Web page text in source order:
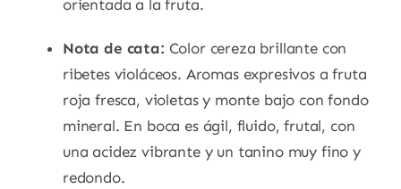
orientada a la fruta.
Nota de cata: Color cereza brillante con
ribetes violáceos. Aromas expresivos a fruta
roja fresca, violetas y monte bajo con fondo
mineral. En boca es ágil, fluido, frutal, con
una acidez vibrante y un tanino muy fino y
redondo.